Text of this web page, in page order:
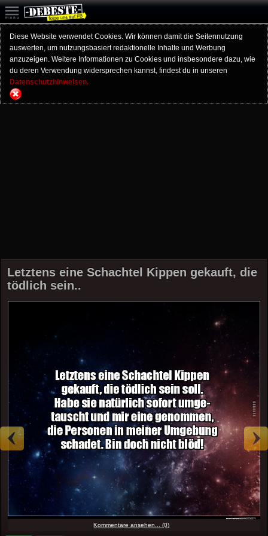
Diese Website verwendet Cookies. Wir können damit die Seitennutzung
auswerten, um nutzungsbasiert redaktionelle Inhalte und Werbung
anzuzeigen. Weitere Informationen zu Cookies und insbesondere dazu, wie
du deren Verwendung widersprechen kannst, findest du in unseren
Datenschutzhinweisen.
Letztens eine Schachtel Kippen gekauft, die
tödlich sein..
Kommentare ansehen... (0)